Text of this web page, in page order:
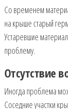
Со временем
на крыше старый
Устаревшие
проблему.
Отсутствие
Иногда проблема
Соседние участки